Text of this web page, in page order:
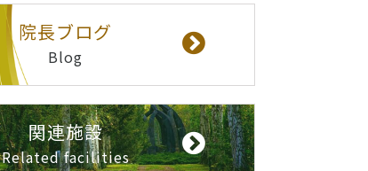
院長ブログ
Blog
関連施設
Related facilities